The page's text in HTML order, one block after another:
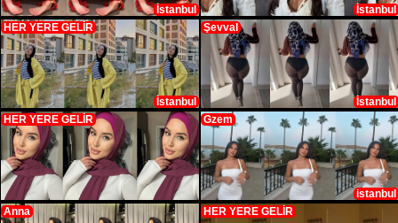
İstanbul
İstanbul
HER YERE GELİR
İstanbul
Şevval
İstanbul
HER YERE GELİR
Gzem
istanbul
Anna
HER YERE GELİR